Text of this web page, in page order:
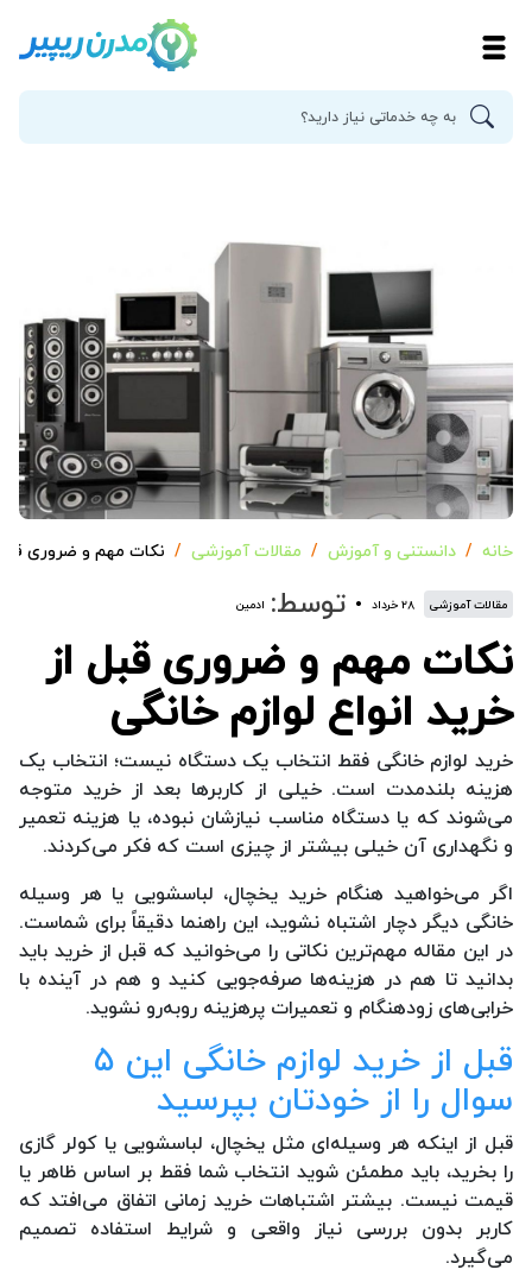
خانه دانستنی و آموزش مقالات آموزشی نکات مهم و ضروری قبل
مقالات آموزشی ۲۸ خرداد توسط: ادمین
نکات مهم و ضروری قبل از
خرید انواع لوازم خانگی
خرید لوازم خانگی فقط انتخاب یک دستگاه نیست؛ انتخاب یک
هزینه بلندمدت است. خیلی از کاربرها بعد از خرید متوجه
می‌شوند که یا دستگاه مناسب نیازشان نبوده، یا هزینه تعمیر
و نگهداری آن خیلی بیشتر از چیزی است که فکر می‌کردند.
اگر می‌خواهید هنگام خرید یخچال، لباسشویی یا هر وسیله
خانگی دیگر دچار اشتباه نشوید، این راهنما دقیقاً برای شماست.
در این مقاله مهم‌ترین نکاتی را می‌خوانید که قبل از خرید باید
بدانید تا هم در هزینه‌ها صرفه‌جویی کنید و هم در آینده با
خرابی‌های زودهنگام و تعمیرات پرهزینه روبه‌رو نشوید.
قبل از خرید لوازم خانگی این ۵
سوال را از خودتان بپرسید
قبل از اینکه هر وسیله‌ای مثل یخچال، لباسشویی یا کولر گازی
را بخرید، باید مطمئن شوید انتخاب شما فقط بر اساس ظاهر یا
قیمت نیست. بیشتر اشتباهات خرید زمانی اتفاق می‌افتد که
کاربر بدون بررسی نیاز واقعی و شرایط استفاده تصمیم
می‌گیرد.